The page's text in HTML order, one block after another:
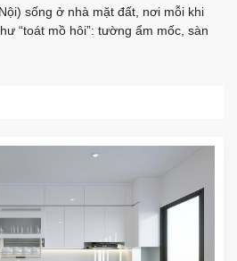
sống ở nhà mặt đất, nơi mỗi khi
“toát mồ hôi”: tường ẩm mốc, sàn